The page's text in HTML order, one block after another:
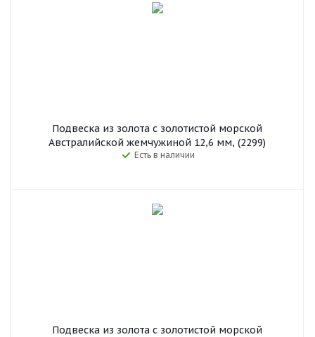
Подвеска из золота с золотистой морской
Австралийской жемчужиной 12,6 мм, (2299)
Есть в наличии
Подвеска из золота с золотистой морской